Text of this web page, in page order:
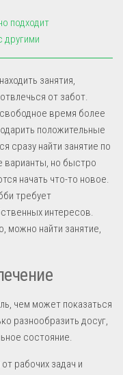
подходит
другими
занятия,
от забот.
время более
положительные
сразу найти занятие по
но быстро
начать что-то новое.
требует
интересов.
можно найти занятие,
чем может показаться
разнообразить досуг,
состояние.
рабочих задач и